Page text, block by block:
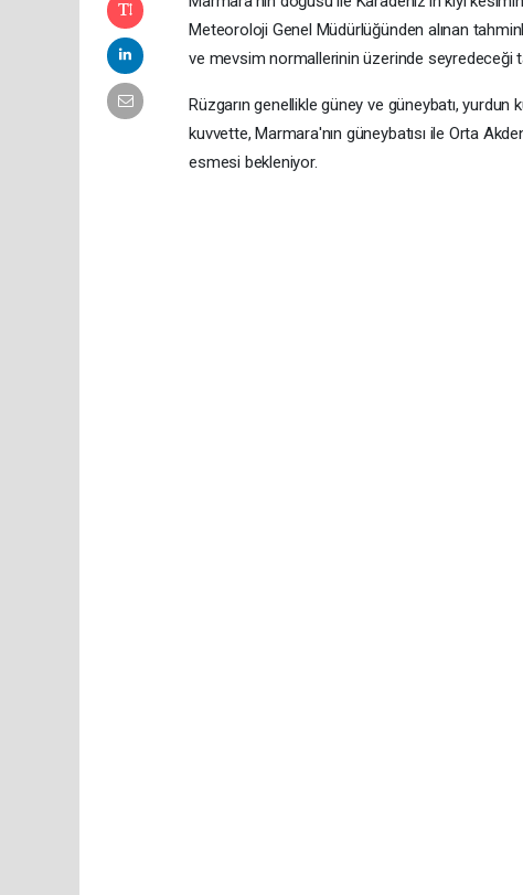
Meteoroloji Genel Müdürlüğünden alınan
ve mevsim normallerinin üzerinde seyredeceği
Rüzgarın genellikle güney ve güneybatı,
kuvvette, Marmara'nın güneybatısı ile Orta
esmesi bekleniyor.